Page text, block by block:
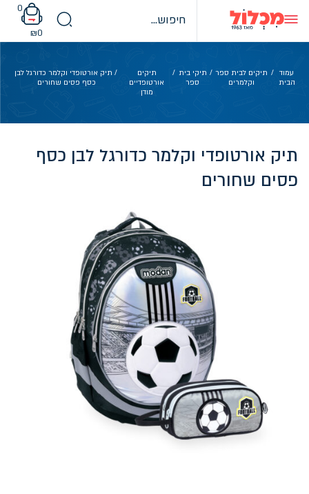
content
0
₪0
עמוד
הבית
/ תיקים לבית ספר
וקלמרים
/ תיקי בית
ספר
/
תיקים
אורטופדיים
מודן
/ תיק אורטופדי וקלמר כדורגל לבן
כסף פסים שחורים
תיק אורטופדי וקלמר כדורגל לבן כסף
פסים שחורים